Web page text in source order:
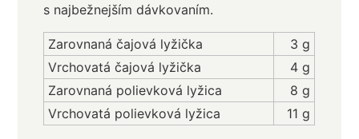
s najbežnejším dávkovaním.
Zarovnaná čajová lyžička
3 g
Vrchovatá čajová lyžička
4 g
Zarovnaná polievková lyžica
8 g
Vrchovatá polievková lyžica
11 g